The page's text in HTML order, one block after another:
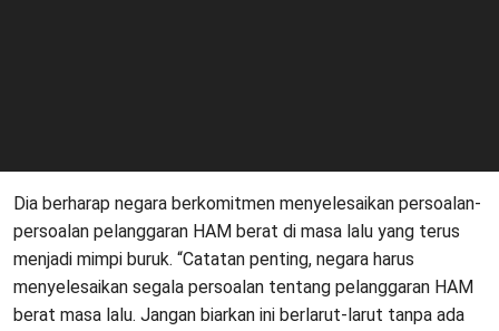
Dia berharap negara berkomitmen menyelesaikan persoalan-
persoalan pelanggaran HAM berat di masa lalu yang terus
menjadi mimpi buruk. “Catatan penting, negara harus
menyelesaikan segala persoalan tentang pelanggaran HAM
berat masa lalu. Jangan biarkan ini berlarut-larut tanpa ada